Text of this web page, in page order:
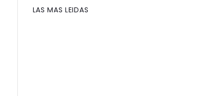
LAS MAS LEIDAS